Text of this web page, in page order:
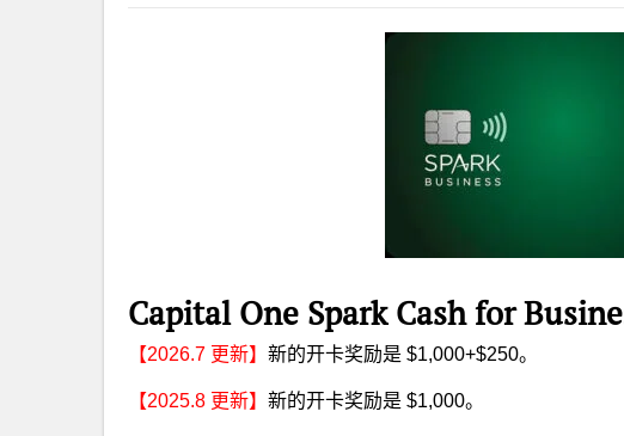
Capital One Spark Cash for
【2026.7 更新】 新的开卡奖励是 $1,000+$250。
【2025.8 更新】 新的开卡奖励是 $1,000。